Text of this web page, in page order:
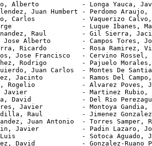
Alberto           - Longa
Juan Humbert - Perdomo
Carlos            - Vaquerizo
- Luque Ibanes,
Raul         - Gil Sierra,
Jose Alberto        - Campos
Ricardo         - Rosa
Jose Francisco   - Cervino
Rodrigo         - Pajuelo
Juan Carlos  - Montes De
Jacinto          - Ramos Del
Rogelio            - Alvarez
Javier              - Martinez
David             - Del Rio
Javier          - Montoya
Raul          - Jimenez
Juan Antonio  - Torres
Javier           - Padin Lazaro,
Luis                 - Sotoca
David            - Gonzalez-Ruano